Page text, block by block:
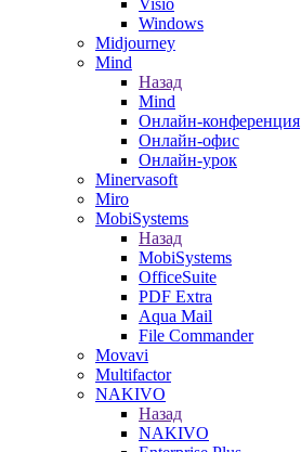
Visio
Windows
Midjourney
Mind
Назад
Mind
Онлайн-конференция
Онлайн-офис
Онлайн-урок
Minervasoft
Miro
MobiSystems
Назад
MobiSystems
OfficeSuite
PDF Extra
Aqua Mail
File Commander
Movavi
Multifactor
NAKIVO
Назад
NAKIVO